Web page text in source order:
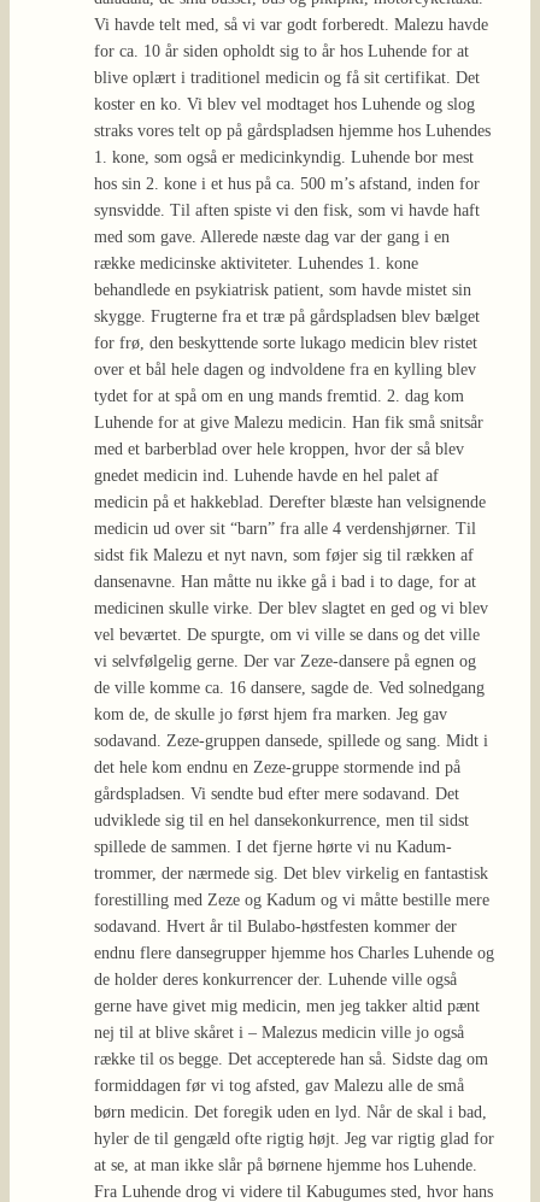
Vi havde telt med, så vi var godt forberedt. Malezu havde
for ca. 10 år siden opholdt sig to år hos Luhende for at
blive oplært i traditionel medicin og få sit certifikat. Det
koster en ko. Vi blev vel modtaget hos Luhende og slog
straks vores telt op på gårdspladsen hjemme hos Luhendes
1. kone, som også er medicinkyndig. Luhende bor mest
hos sin 2. kone i et hus på ca. 500 m’s afstand, inden for
synsvidde. Til aften spiste vi den fisk, som vi havde haft
med som gave. Allerede næste dag var der gang i en
række medicinske aktiviteter. Luhendes 1. kone
behandlede en psykiatrisk patient, som havde mistet sin
skygge. Frugterne fra et træ på gårdspladsen blev bælget
for frø, den beskyttende sorte lukago medicin blev ristet
over et bål hele dagen og indvoldene fra en kylling blev
tydet for at spå om en ung mands fremtid. 2. dag kom
Luhende for at give Malezu medicin. Han fik små snitsår
med et barberblad over hele kroppen, hvor der så blev
gnedet medicin ind. Luhende havde en hel palet af
medicin på et hakkeblad. Derefter blæste han velsignende
medicin ud over sit “barn” fra alle 4 verdenshjørner. Til
sidst fik Malezu et nyt navn, som føjer sig til rækken af
dansenavne. Han måtte nu ikke gå i bad i to dage, for at
medicinen skulle virke. Der blev slagtet en ged og vi blev
vel beværtet. De spurgte, om vi ville se dans og det ville
vi selvfølgelig gerne. Der var Zeze-dansere på egnen og
de ville komme ca. 16 dansere, sagde de. Ved solnedgang
kom de, de skulle jo først hjem fra marken. Jeg gav
sodavand. Zeze-gruppen dansede, spillede og sang. Midt i
det hele kom endnu en Zeze-gruppe stormende ind på
gårdspladsen. Vi sendte bud efter mere sodavand. Det
udviklede sig til en hel dansekonkurrence, men til sidst
spillede de sammen. I det fjerne hørte vi nu Kadum-
trommer, der nærmede sig. Det blev virkelig en fantastisk
forestilling med Zeze og Kadum og vi måtte bestille mere
sodavand. Hvert år til Bulabo-høstfesten kommer der
endnu flere dansegrupper hjemme hos Charles Luhende og
de holder deres konkurrencer der. Luhende ville også
gerne have givet mig medicin, men jeg takker altid pænt
nej til at blive skåret i – Malezus medicin ville jo også
række til os begge. Det accepterede han så. Sidste dag om
formiddagen før vi tog afsted, gav Malezu alle de små
børn medicin. Det foregik uden en lyd. Når de skal i bad,
hyler de til gengæld ofte rigtig højt. Jeg var rigtig glad for
at se, at man ikke slår på børnene hjemme hos Luhende.
Fra Luhende drog vi videre til Kabugumes sted, hvor hans